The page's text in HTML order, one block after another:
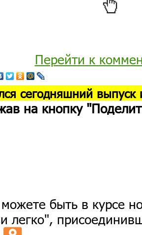
Перейти к
сегодняшний выпуск
на кнопку
быть в курсе
легко",